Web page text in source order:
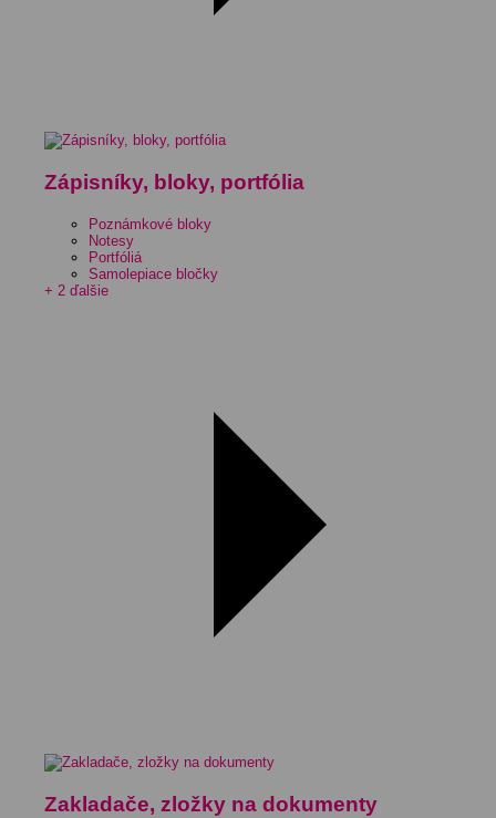
Zápisníky, bloky, portfólia
Poznámkové bloky
Notesy
Portfóliá
Samolepiace bločky
+ 2 ďalšie
Zakladače, zložky na dokumenty